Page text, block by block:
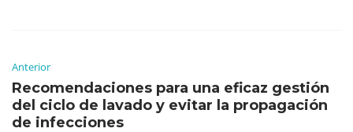
Anterior
Recomendaciones para una eficaz gestión
del ciclo de lavado y evitar la propagación
de infecciones